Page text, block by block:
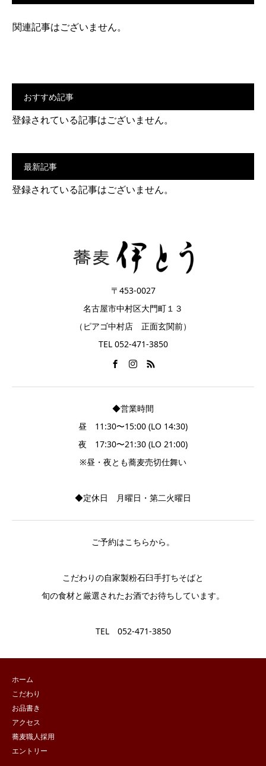
関連記事はございません。
おすすめ記事
登録されている記事はございません。
最新記事
登録されている記事はございません。
〒453-0027
名古屋市中村区大門町１３
（ピアゴ中村店 正面玄関前）
TEL 052-471-3850
◆営業時間
昼 11:30〜15:00 (LO 14:30)
夜 17:30〜21:30 (LO 21:00)
※昼・夜とも蕎麦売切仕舞い
◆定休日 月曜日・第二火曜日
ご予約はこちらから。
こだわりの自家製粉石臼手打ちそばと
旬の食材と厳選されたお酒でお待ちしています。
TEL 052-471-3850
ホーム
こだわり
お品書き
アクセス
蕎麦職人採用
エントリー